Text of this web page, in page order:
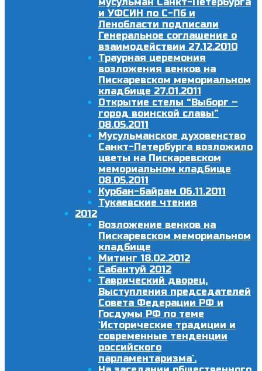
и УФСИН по С-Пб и
Ленобласти подписали
Генеральное соглашение о
взаимодействии 27.12.2010
Траурная церемония
возложения венков на
Пискаревском мемориальном
кладбище 27.01.2011
Открытие стелы “Выборг –
город воинской славы”
08.05.2011
Мусульманское духовенство
Санкт-Петербурга возложило
цветы на Пискаревском
мемориальном кладбище
08.05.2011
Курбан-байрам 06.11.2011
Тукаевские чтения
2012
Возложение венков на
Пискаревском мемориальном
кладбище
Митинг 18.02.2012
Сабантуй 2012
Таврический дворец.
Выступления председателей
Совета Федерации РФ и
Госдумы РФ по теме
`Исторические традиции и
современные тенденции
российского
парламентаризма`.